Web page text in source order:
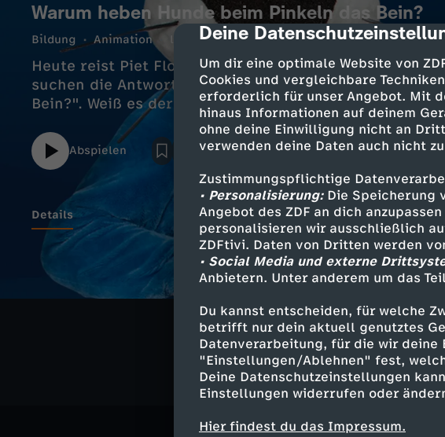
cmp-dialog-description
Deine
Um dir eine optimale Website von
Cookies und vergleichbare
erforderlich für unser Angebot. Mit
hinaus Informationen auf deinem
ohne deine Einwilligung nicht an
verwenden deine Daten auch nicht
Zustimmungspflichtige
• Personalisierung:Die Speicherung
Angebot des ZDF an dich
personalisieren wir ausschließlich
ZDFtivi. Daten von Dritten werden
• Social Media und externe
Anbietern. Unter anderem um das
Du kannst entscheiden, für welche
betrifft nur dein aktuell genutztes
Datenverarbeitung, für die wir
"Einstellungen/Ablehnen" fest,
Deine Datenschutzeinstellungen
Einstellungen widerrufen oder
Hier findest du das Impressum.
Warum heben Hunde beim Pinkeln das Bein?
Bildung Animation lehrreich 6 Min. 2022 ZDFtivi
Heute reist Piet Flosse mit seiner Freundin Lotti in den
suchen die Antwort zur Frage "Warum heben Hunde
Bein?". Weiß es der schlecht gelaunte Baum?
Abspielen
Details
Bildung Animation